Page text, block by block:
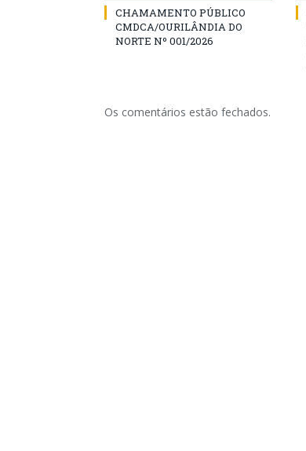
CHAMAMENTO PÚBLICO
CMDCA/OURILÂNDIA DO
NORTE Nº 001/2026
Os comentários estão fechados.